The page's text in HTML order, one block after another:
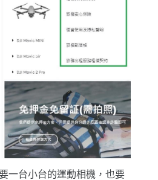
一台小台的運動相機，也要